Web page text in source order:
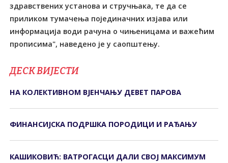
здравствених установа и стручњака, те да се
приликом тумачења појединачних изјава или
информација води рачуна о чињеницама и важећим
прописима", наведено је у саопштењу.
ДЕСК ВИЈЕСТИ
НА КОЛЕКТИВНОМ ВЈЕНЧАЊУ ДЕВЕТ ПАРОВА
ФИНАНСИЈСКА ПОДРШКА ПОРОДИЦИ И РАЂАЊУ
КАШИКОВИЋ: ВАТРОГАСЦИ ДАЛИ СВОЈ МАКСИМУМ